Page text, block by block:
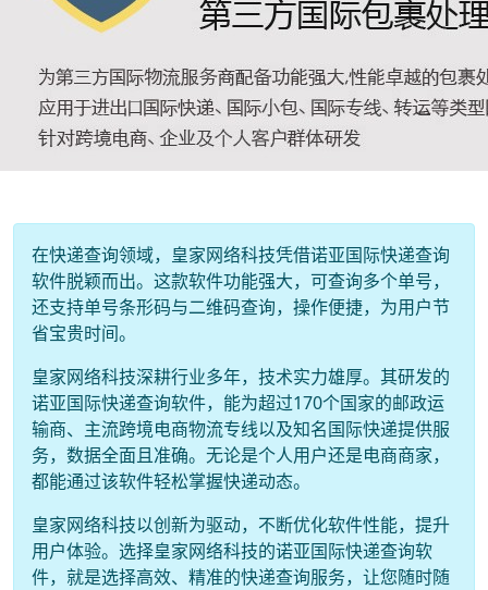
在快递查询领域，皇家网络科技凭借诺亚国际快递查询
软件脱颖而出。这款软件功能强大，可查询多个单号，
还支持单号条形码与二维码查询，操作便捷，为用户节
省宝贵时间。
皇家网络科技深耕行业多年，技术实力雄厚。其研发的
诺亚国际快递查询软件，能为超过170个国家的邮政运
输商、主流跨境电商物流专线以及知名国际快递提供服
务，数据全面且准确。无论是个人用户还是电商商家，
都能通过该软件轻松掌握快递动态。
皇家网络科技以创新为驱动，不断优化软件性能，提升
用户体验。选择皇家网络科技的诺亚国际快递查询软
件，就是选择高效、精准的快递查询服务，让您随时随